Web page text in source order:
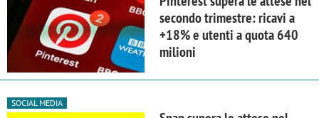
secondo trimestre: ricavi a
+18% e utenti a quota 640
milioni
SOCIAL MEDIA